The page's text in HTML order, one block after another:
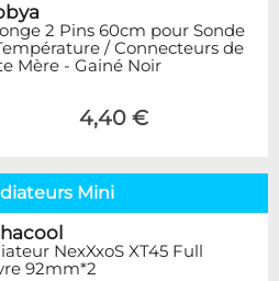
2 Pins 60cm pour Sonde
/ Connecteurs de
Mère - Gainé Noir
4,40 €
Mini
NexXxoS XT45 Full
92mm*2